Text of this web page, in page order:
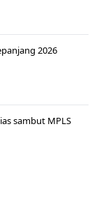
2026
sambut MPLS